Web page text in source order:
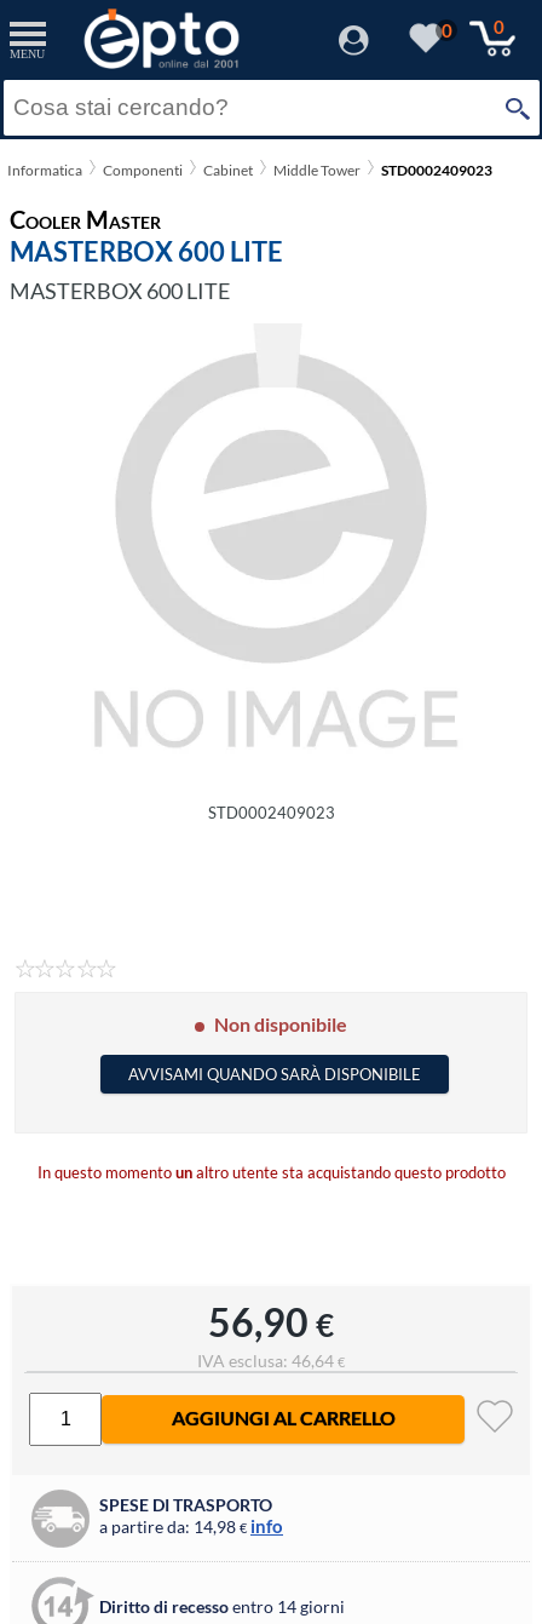
MENU
0 0
Informatica Componenti Cabinet Middle Tower STD0002409023
Cooler Master
MASTERBOX 600 LITE
MASTERBOX 600 LITE
STD0002409023
Non disponibile
AVVISAMI QUANDO SARÀ DISPONIBILE
In questo momentounaltro utente sta acquistando questo prodotto
56,90 €
IVA esclusa: 46,64 €
AGGIUNGI AL CARRELLO
SPESE DI TRASPORTO
a partire da: 14,98 € info
Diritto di recessoentro 14 giorni